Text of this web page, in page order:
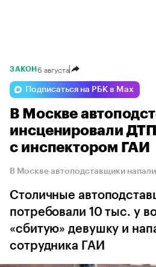
ЗАКОН 6 августа
Подписаться на РБК в Max
В Москве
инсценировали
с инспектором ГАИ
В Москве автоподставщики
Столичные
потребовали 10 тыс. у
«сбитую» девушку и
сотрудника ГАИ